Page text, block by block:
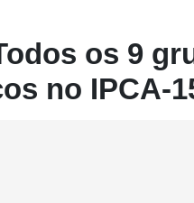
os 9
no IPCA-